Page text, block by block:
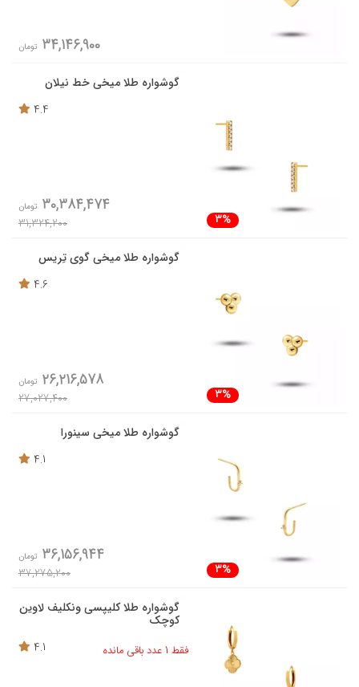
34,146,900 تومان
گوشواره طلا میخی خط نیلان
4.4
3%
30,384,474 تومان
31,324,200
گوشواره طلا میخی گوی تِریس
4.6
3%
26,216,578 تومان
27,027,400
گوشواره طلا میخی سینورا
4.1
3%
36,156,944 تومان
37,275,200
گوشواره طلا کلیپسی ونکلیف لاوین
کوچک
فقط 1 عدد باقی مانده
4.1